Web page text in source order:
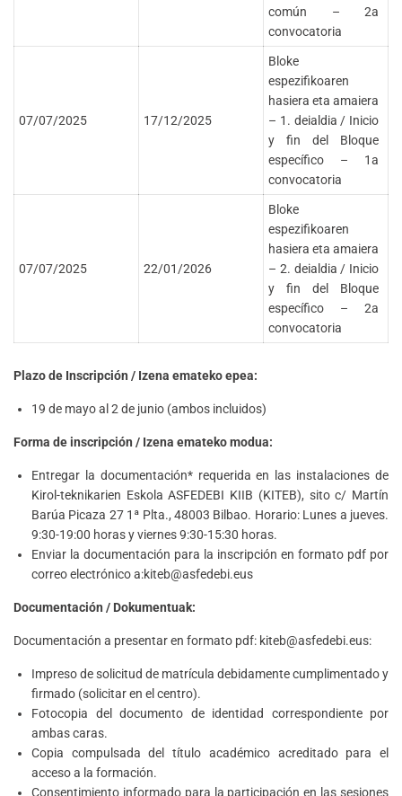
común – 2a
convocatoria
07/07/2025 17/12/2025
Bloke
espezifikoaren
hasiera eta amaiera
– 1. deialdia / Inicio
y fin del Bloque
específico – 1a
convocatoria
07/07/2025 22/01/2026
Bloke
espezifikoaren
hasiera eta amaiera
– 2. deialdia / Inicio
y fin del Bloque
específico – 2a
convocatoria
Plazo de Inscripción / Izena emateko epea:
19 de mayo al 2 de junio (ambos incluidos)
Forma de inscripción / Izena emateko modua:
Entregar la documentación* requerida en las instalaciones de
Kirol-teknikarien Eskola ASFEDEBI KIIB (KITEB), sito c/ Martín
Barúa Picaza 27 1ª Plta., 48003 Bilbao. Horario: Lunes a jueves.
9:30-19:00 horas y viernes 9:30-15:30 horas.
Enviar la documentación para la inscripción en formato pdf por
correo electrónico a:kiteb@asfedebi.eus
Documentación / Dokumentuak:
Documentación a presentar en formato pdf: kiteb@asfedebi.eus:
Impreso de solicitud de matrícula debidamente cumplimentado y
firmado (solicitar en el centro).
Fotocopia del documento de identidad correspondiente por
ambas caras.
Copia compulsada del título académico acreditado para el
acceso a la formación.
Consentimiento informado para la participación en las sesiones